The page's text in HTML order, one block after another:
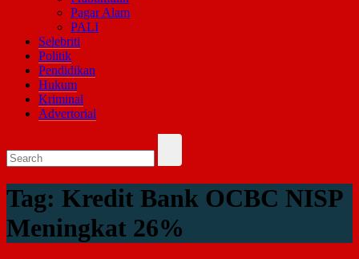
Pagar Alam
PALI
Selebriti
Politik
Pendidikan
Hukum
Kriminal
Advertorial
Tag: Kredit Bank OCBC NISP
Meningkat 26%